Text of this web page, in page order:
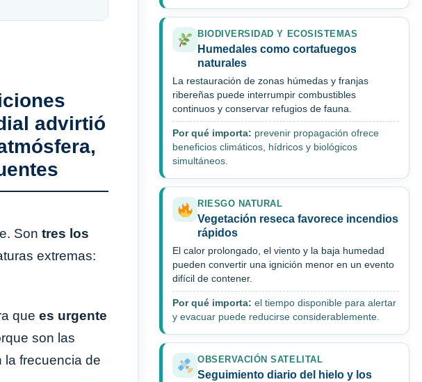
advirtió
Son tres los
extremas:
que es urgente
son las
la frecuencia de
BIODIVERSIDAD Y ECOSISTEMAS
Humedales como cortafuegos
naturales
La restauración de zonas húmedas y franjas
ribereñas puede interrumpir combustibles
continuos y conservar refugios de fauna.
Por qué importa: prevenir propagación ofrece
beneficios climáticos, hídricos y biológicos
simultáneos.
RIESGO NATURAL
Vegetación reseca favorece incendios
rápidos
El calor prolongado, el viento y la baja humedad
pueden convertir una ignición menor en un evento
difícil de contener.
Por qué importa: el tiempo disponible para alertar
y evacuar puede reducirse considerablemente.
OBSERVACIÓN SATELITAL
Seguimiento diario del hielo y los